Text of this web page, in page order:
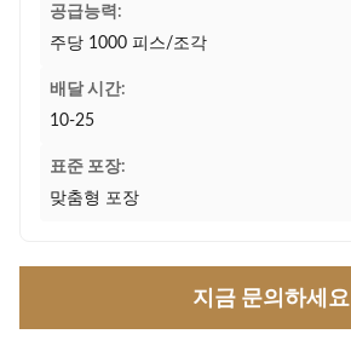
공급능력:
주당 1000 피스/조각
배달 시간:
10-25
표준 포장:
맞춤형 포장
지금 문의하세요